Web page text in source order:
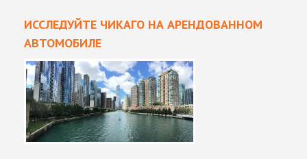
ИССЛЕДУЙТЕ ЧИКАГО НА АРЕНДОВАННОМ
АВТОМОБИЛЕ